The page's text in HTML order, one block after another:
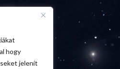
hogy
jelenít